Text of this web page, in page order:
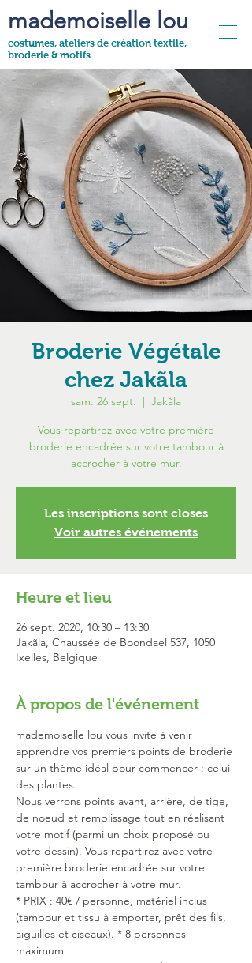
mademoiselle lou
costumes, ateliers de création textile,
broderie & motifs
Broderie Végétale
chez Jakãla
sam. 26 sept.
  |
Jakãla
Vous repartirez avec votre première
broderie encadrée sur votre tambour à
accrocher à votre mur.
Les inscriptions sont closes
Voir autres événements
Heure et lieu
26 sept. 2020, 10:30 – 13:30
Jakãla, Chaussée de Boondael 537, 1050
Ixelles, Belgique
À propos de l'événement
mademoiselle lou vous invite à venir
apprendre vos premiers points de broderie
sur un thème idéal pour commencer : celui
des plantes.
Nous verrons points avant, arrière, de tige,
de noeud et remplissage tout en réalisant
votre motif (parmi un choix proposé ou
votre dessin). Vous repartirez avec votre
première broderie encadrée sur votre
tambour à accrocher à votre mur.
* PRIX : 40€ / personne, matériel inclus
(tambour et tissu à emporter, prêt des fils,
aiguilles et ciseaux). * 8 personnes
maximum